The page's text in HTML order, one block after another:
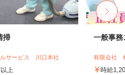
掃
サービス 川口本社
上
一般事務
有限会社
時給